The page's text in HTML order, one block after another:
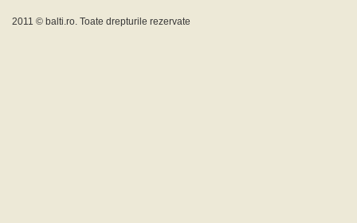
2011 © balti.ro. Toate drepturile rezervate